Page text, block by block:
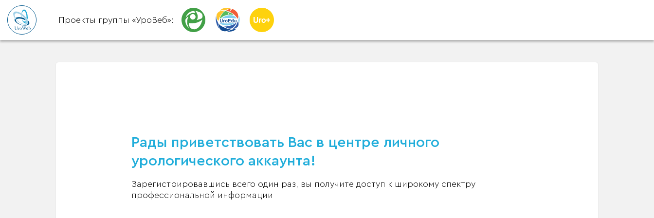
Проекты группы «УроВеб»:
Рады приветствовать Вас в центре личного
урологического аккаунта!
Зарегистрировавшись всего один раз, вы получите доступ к широкому спектру
профессиональной информации